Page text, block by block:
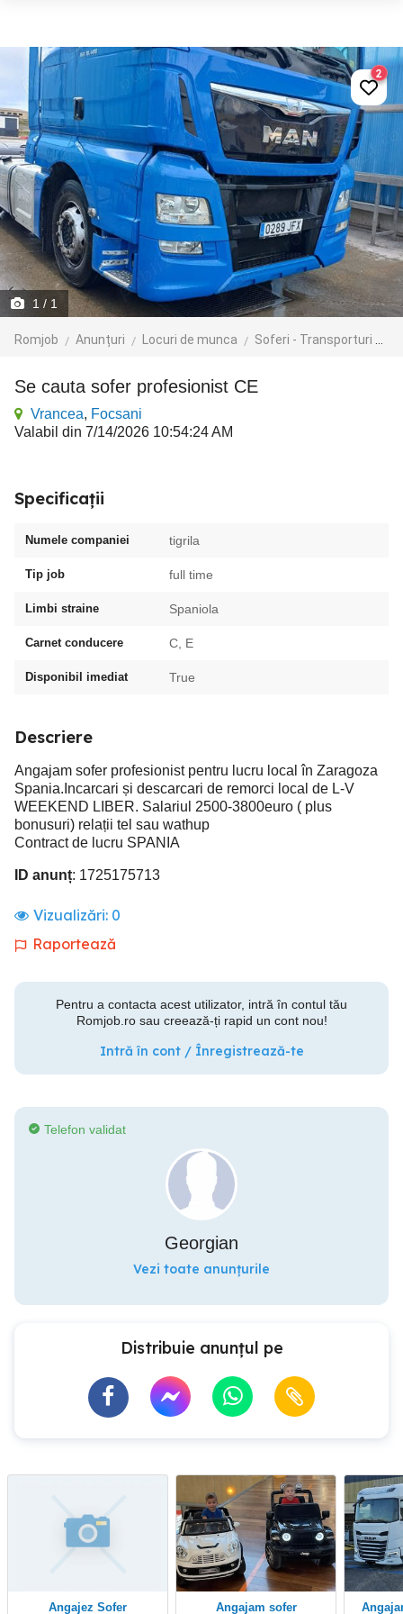
1 / 1
Romjob Anunțuri Locuri de munca Soferi - Transporturi
2
Se cauta sofer profesionist CE
Vrancea, Focsani
Valabil din 7/14/2026 10:54:24 AM
Specificații
Numele companiei tigrila
Tip job full time
Limbi straine Spaniola
Carnet conducere C, E
Disponibil imediat True
Descriere
Angajam sofer profesionist pentru lucru local în Zaragoza
Spania.Incarcari și descarcari de remorci local de L-V
WEEKEND LIBER. Salariul 2500-3800euro ( plus
bonusuri) relații tel sau wathup
Contract de lucru SPANIA
ID anunț: 1725175713
Vizualizări: 0
Raportează
Pentru a contacta acest utilizator, intră în contul tău
Romjob.ro sau creează-ți rapid un cont nou!
Intră în cont / Înregistrează-te
Telefon validat
Georgian
Vezi toate anunțurile
Distribuie anunțul pe
Angajez Sofer Angajam sofer Angajam sofer camion